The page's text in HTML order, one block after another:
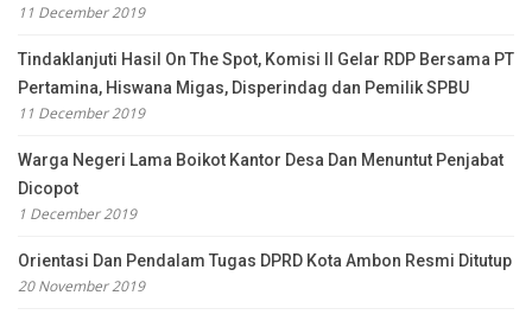
11 December 2019
Tindaklanjuti Hasil On The Spot, Komisi II Gelar RDP Bersama PT
Pertamina, Hiswana Migas, Disperindag dan Pemilik SPBU
11 December 2019
Warga Negeri Lama Boikot Kantor Desa Dan Menuntut Penjabat
Dicopot
1 December 2019
Orientasi Dan Pendalam Tugas DPRD Kota Ambon Resmi Ditutup
20 November 2019